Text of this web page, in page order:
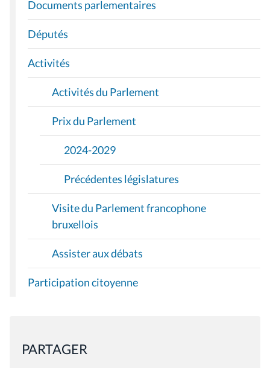
G
A
T
I
O
Documents parlementaires
Députés
Activités
Activités du Parlement
Prix du Parlement
2024-2029
Précédentes législatures
Visite du Parlement francophone
bruxellois
Assister aux débats
Participation citoyenne
PARTAGER